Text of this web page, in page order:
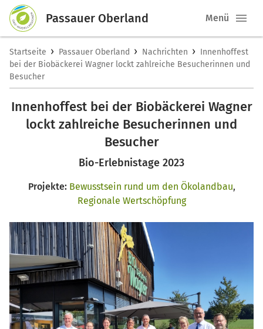
Passauer Oberland Menü
Startseite › Passauer Oberland › Nachrichten › Innenhoffest
bei der Biobäckerei Wagner lockt zahlreiche Besucherinnen und
Besucher
Innenhoffest bei der Biobäckerei Wagner
lockt zahlreiche Besucherinnen und
Besucher
Bio-Erlebnistage 2023
Projekte: Bewusstsein rund um den Ökolandbau,
Regionale Wertschöpfung